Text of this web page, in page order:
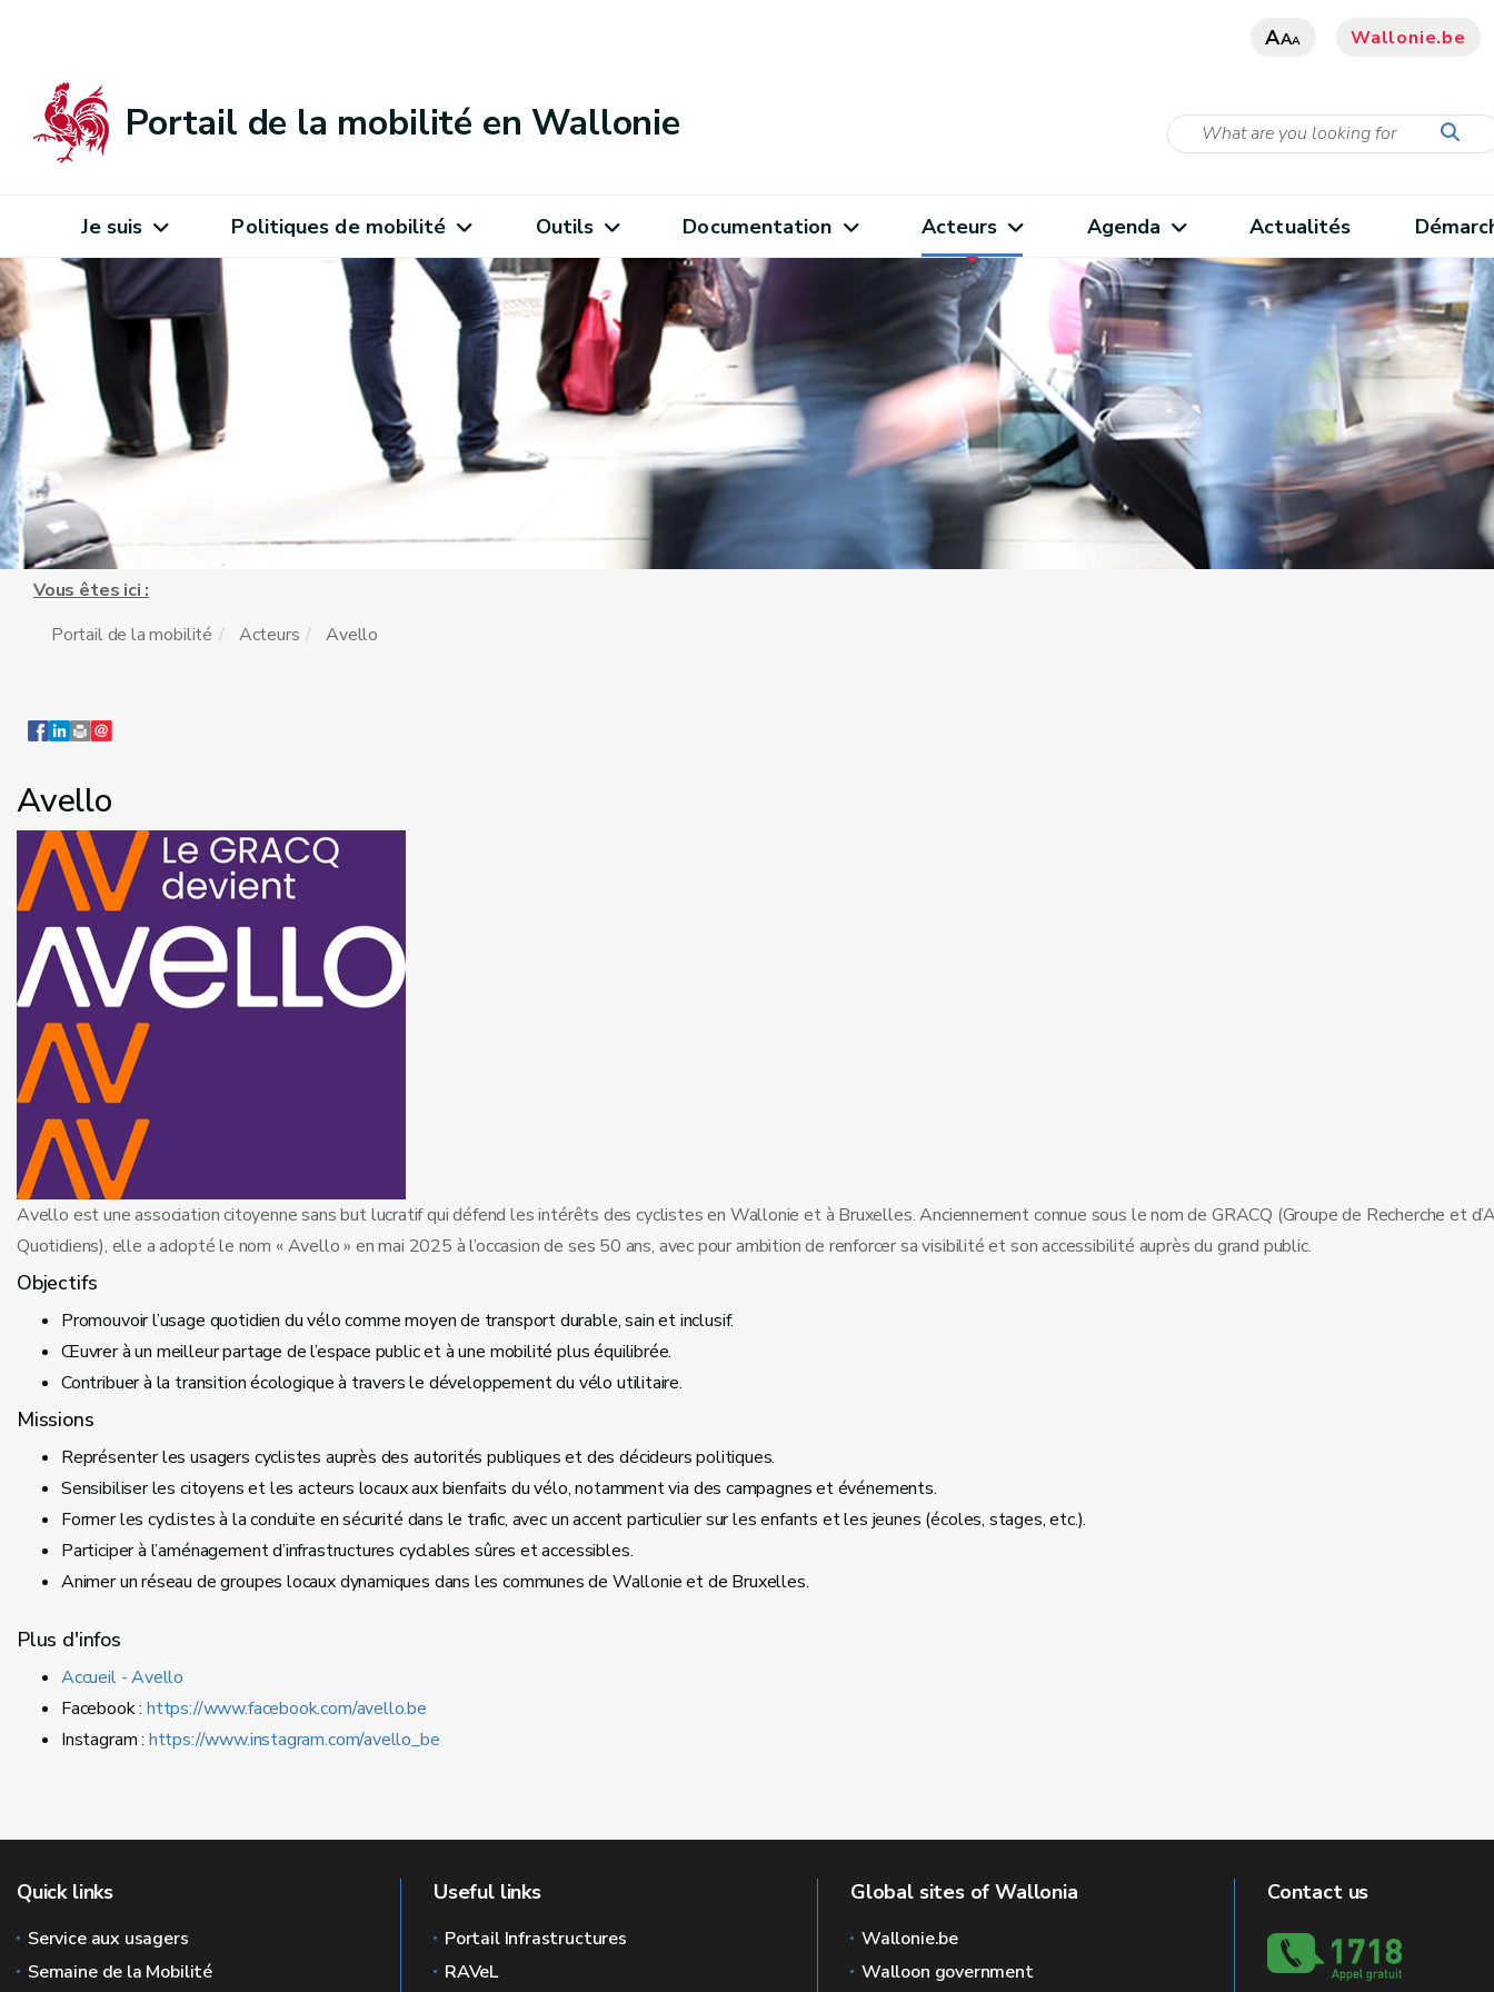
AAA Wallonie.be
Portail de la mobilité en Wallonie
Je suis Politiques de mobilité Outils Documentation Acteurs Agenda Actualités
Vous êtes ici :
Portail de la mobilité
Acteurs Avello
Avello
Avello est une association citoyenne sans but lucratif qui défend les intérêts des cyclistes en Wallonie et à Bruxelles. Anciennement connue sous le nom de GRACQ (Groupe de Recherche et
Quotidiens), elle a adopté le nom « Avello » en mai 2025 à l’occasion de ses 50 ans, avec pour ambition de renforcer sa visibilité et son accessibilité auprès du grand public.
Objectifs
Promouvoir l’usage quotidien du vélo comme moyen de transport durable, sain et inclusif.
Œuvrer à un meilleur partage de l’espace public et à une mobilité plus équilibrée.
Contribuer à la transition écologique à travers le développement du vélo utilitaire.
Missions
Représenter les usagers cyclistes auprès des autorités publiques et des décideurs politiques.
Sensibiliser les citoyens et les acteurs locaux aux bienfaits du vélo, notamment via des campagnes et événements.
Former les cyclistes à la conduite en sécurité dans le trafic, avec un accent particulier sur les enfants et les jeunes (écoles, stages, etc.).
Participer à l’aménagement d’infrastructures cyclables sûres et accessibles.
Animer un réseau de groupes locaux dynamiques dans les communes de Wallonie et de Bruxelles.
Plus d'infos
Accueil - Avello
Facebook :https://www.facebook.com/avello.be
Instagram : https://www.instagram.com/avello_be
Quick links
Service aux usagers
Semaine de la Mobilité
Useful links
Portail Infrastructures
RAVeL
Global sites of Wallonia
Wallonie.be
Walloon government
Contact us